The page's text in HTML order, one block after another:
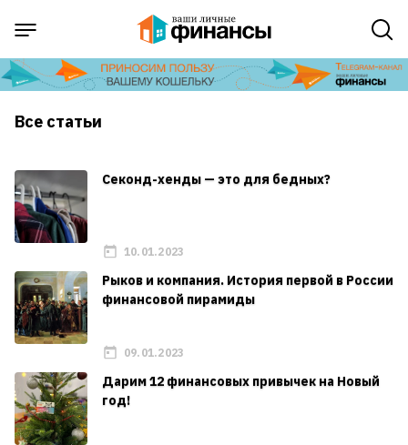
Все статьи
Секонд-хенды — это для бедных?
10.01.2023
Рыков и компания. История первой в России
финансовой пирамиды
09.01.2023
Дарим 12 финансовых привычек на Новый
год!